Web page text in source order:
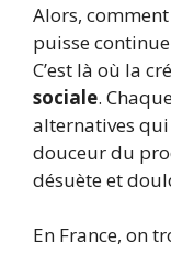
Alors,
puisse
C’est là où la
sociale.
alternatives
douceur du
désuète et
En France, on